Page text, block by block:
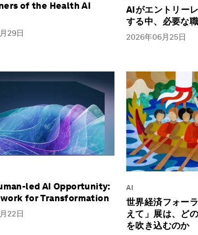
of the Health AI
29日
AIがエントリー
する中、必要な
2026年06月25日
led AI Opportunity:
for Transformation
22日
AI
世界経済フォー
えて」展は、ど
を吹き込むのか